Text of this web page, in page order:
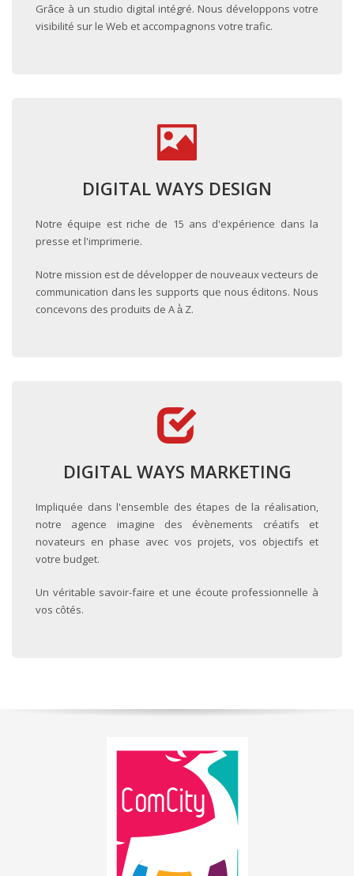
Grâce à un studio digital intégré. Nous développons votre
visibilité sur le Web et accompagnons votre trafic.
DIGITAL WAYS DESIGN
Notre équipe est riche de 15 ans d'expérience dans la
presse et l'imprimerie.
Notre mission est de développer de nouveaux vecteurs de
communication dans les supports que nous éditons. Nous
concevons des produits de A à̀ Z.
DIGITAL WAYS MARKETING
Impliquée dans l'ensemble des étapes de la réalisation,
notre agence imagine des évènements créatifs et
novateurs en phase avec vos projets, vos objectifs et
votre budget.
Un véritable savoir-faire et une écoute professionnelle à
vos côtés.